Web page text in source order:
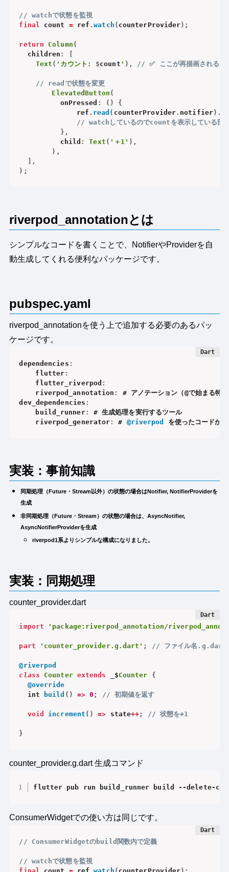
// watchで状態を監視
final
count = ref .watch ( counterProvider) ;
return Column (
  children
:
[
Text ( 'カウント: $count ' ) , // ✅ ここが再描画される
// readで状態を変更
ElevatedButton (
		  onPressed
: ( )
{
			  ref
. read ( counterProvider. notifier) .
// watchしているのでcountを表示している部
} ,
		  child
: Text ( '＋1' ) ,
) ,
] ,
) ;
riverpod_annotationとは
シンプルなコードを書くことで、NotifierやProviderを自
動生成してくれる便利なパッケージです。
pubspec.yaml
riverpod_annotationを使う上で追加する必要のあるパッ
ケージです。
dependencies :
	flutter
:
	flutter_riverpod
:
	riverpod_annotation
:
# アノテーション（@で始まる特
dev_dependencies :
	build_runner
:
# 生成処理を実行するツール
	riverpod_generator
: # @riverpod を使ったコードか
実装：事前知識
同期処理（Future・Stream以外）の状態の場合はNotifier, NotifierProviderを
生成
非同期処理（Future・Stream）の状態の場合は、AsyncNotifier,
AsyncNotifierProviderを生成
riverpod1系よりシンプルな構成になりました。
実装：同期処理
counter_provider.dart
import 'package:riverpod_annotation/
part 'counter_provider.g.dart' ; // ファイル名.g.dart
@riverpod
class
Counter extends _$Counter
{
@override
  int
build ( ) => 0 ; // 初期値を返す
void increment ( ) => state++; // 状態を+1
}
counter_provider.g.dart 生成コマンド
flutter pub run build_runner build --delete-
ConsumerWidgetでの使い方は同じです。
// ConsumerWidgetのbuild関数内で定義
// watchで状態を監視